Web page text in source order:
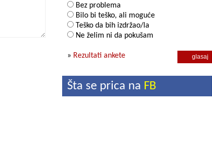
Bez problema
Bilo bi teško, ali moguće
Teško da bih izdržao/la
Ne želim ni da pokušam
» Rezultati ankete
Šta se prica na FB